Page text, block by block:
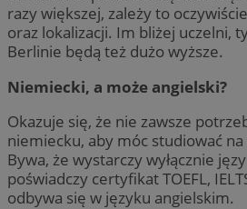
razy większej, zależy to
oraz lokalizacji. Im bliżej uczelni,
Berlinie będą też dużo wyższe.
Niemiecki, a może angielski?
Okazuje się, że nie zawsze
niemiecku, aby móc studiować
Bywa, że wystarczy wyłącznie
poświadczy certyfikat TOEFL,
odbywa się w języku angielskim.